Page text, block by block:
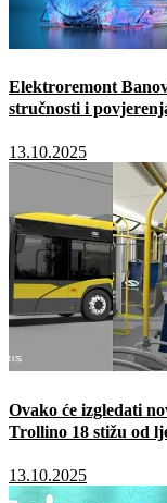
Elektroremont
stručnosti i
13.10.2025
Ovako će izgledati
Trollino 18 stižu od
13.10.2025